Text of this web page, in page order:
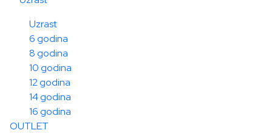
Uzrast
6 godina
8 godina
10 godina
12 godina
14 godina
16 godina
OUTLET